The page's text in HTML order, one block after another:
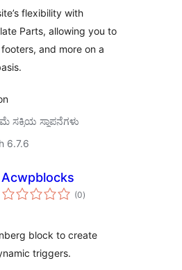
flexibility with
Parts, allowing you to
and more on a
ಸಕ್ರಿಯ ಸ್ಥಾಪನೆಗಳು
6.7.6
Acwpblocks
(0total
ratings
)
block to create
triggers.